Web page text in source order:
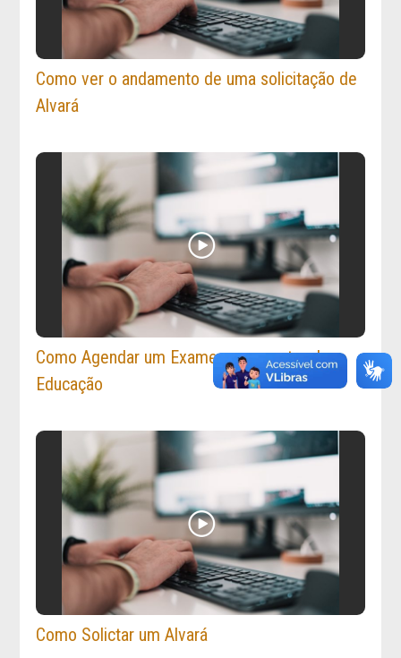
Como ver o andamento de uma solicitação de
Alvará
Como Agendar um Exame para o setor de
Educação
Como Solictar um Alvará